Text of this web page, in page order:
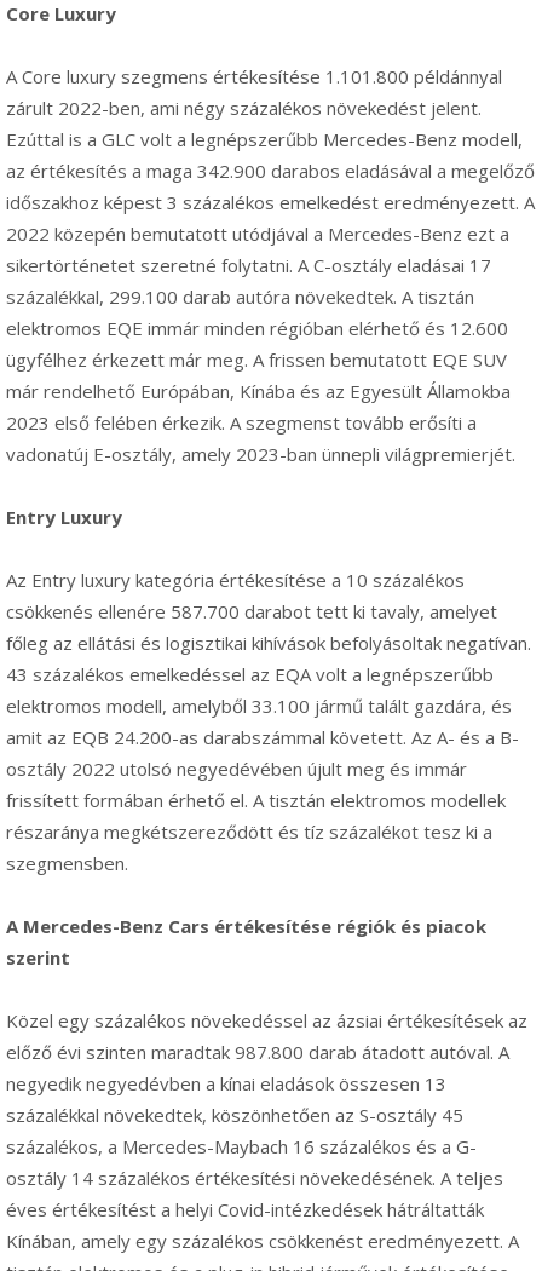
Core Luxury
A Core luxury szegmens értékesítése 1.101.800 példánnyal
zárult 2022-ben, ami négy százalékos növekedést jelent.
Ezúttal is a GLC volt a legnépszerűbb Mercedes-Benz modell,
az értékesítés a maga 342.900 darabos eladásával a megelőző
időszakhoz képest 3 százalékos emelkedést eredményezett. A
2022 közepén bemutatott utódjával a Mercedes-Benz ezt a
sikertörténetet szeretné folytatni. A C-osztály eladásai 17
százalékkal, 299.100 darab autóra növekedtek. A tisztán
elektromos EQE immár minden régióban elérhető és 12.600
ügyfélhez érkezett már meg. A frissen bemutatott EQE SUV
már rendelhető Európában, Kínába és az Egyesült Államokba
2023 első felében érkezik. A szegmenst tovább erősíti a
vadonatúj E-osztály, amely 2023-ban ünnepli világpremierjét.
Entry Luxury
Az Entry luxury kategória értékesítése a 10 százalékos
csökkenés ellenére 587.700 darabot tett ki tavaly, amelyet
főleg az ellátási és logisztikai kihívások befolyásoltak negatívan.
43 százalékos emelkedéssel az EQA volt a legnépszerűbb
elektromos modell, amelyből 33.100 jármű talált gazdára, és
amit az EQB 24.200-as darabszámmal követett. Az A- és a B-
osztály 2022 utolsó negyedévében újult meg és immár
frissített formában érhető el. A tisztán elektromos modellek
részaránya megkétszereződött és tíz százalékot tesz ki a
szegmensben.
A Mercedes-Benz Cars értékesítése régiók és piacok
szerint
Közel egy százalékos növekedéssel az ázsiai értékesítések az
előző évi szinten maradtak 987.800 darab átadott autóval. A
negyedik negyedévben a kínai eladások összesen 13
százalékkal növekedtek, köszönhetően az S-osztály 45
százalékos, a Mercedes-Maybach 16 százalékos és a G-
osztály 14 százalékos értékesítési növekedésének. A teljes
éves értékesítést a helyi Covid-intézkedések hátráltatták
Kínában, amely egy százalékos csökkenést eredményezett. A